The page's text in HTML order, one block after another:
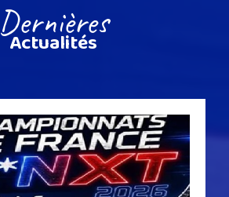
Dernières
Actualités